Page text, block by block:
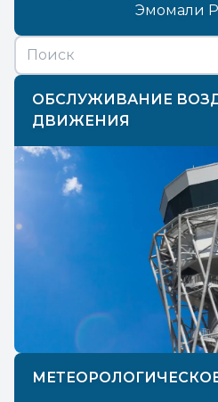
Эмомали
ОБСЛУЖИВАНИЕ
ДВИЖЕНИЯ